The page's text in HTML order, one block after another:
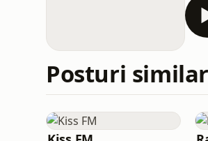
Posturi